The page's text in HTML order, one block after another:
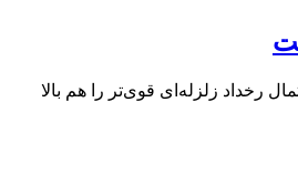
رخداد زلزله‌ای قوی‌تر را هم بالا